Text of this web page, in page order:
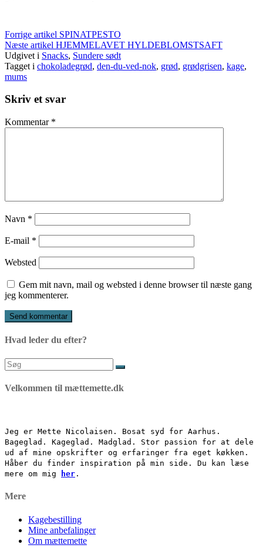
Læs
videre
Forrige artikel SPINATPESTO
Næste artikel HJEMMELAVET HYLDEBLOMSTSAFT
Udgivet i Snacks, Sundere sødt
Tagget i chokoladegrød, den-du-ved-nok, grød, grødgrisen, kage,
mums
Skriv et svar
Kommentar *
Navn *
E-mail *
Websted
Gem mit navn, mail og websted i denne browser til næste gang
jeg kommenterer.
Hvad leder du efter?
Søg
efter:
Velkommen til mættemette.dk
Jeg er Mette Nicolaisen. Bosat syd for Aarhus.
Bageglad. Kageglad. Madglad. Stor passion for at dele
ud af mine opskrifter og erfaringer fra eget køkken.
Håber du finder inspiration på min side. Du kan læse
mere om mig
her .
Mere
Kagebestilling
Mine anbefalinger
Om mættemette